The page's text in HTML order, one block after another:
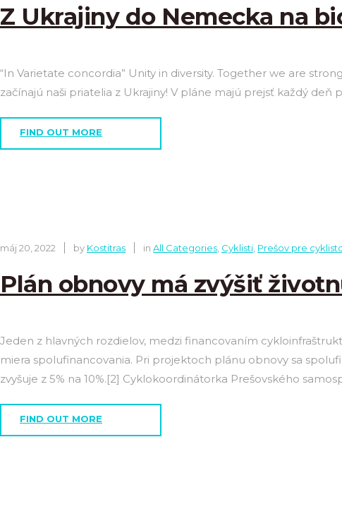
Z Ukrajiny do Nemecka na
“In Varietate concordia” Unity in diversity. Together we are
začínajú naši priatelia z Ukrajiny! V pláne majú prejsť každý
FIND OUT MORE
máj 20, 2022 by Kostitras in All Categories Cyklisti Prešov pre
Plán obnovy má zvýšiť
Jeden z hlavných rozdielov, medzi financovaním
miera spolufinancovania. Pri projektoch plánu obnovy sa
zvyšuje z 5% na 10%.[2] Cyklokoordinátorka Prešovského
FIND OUT MORE